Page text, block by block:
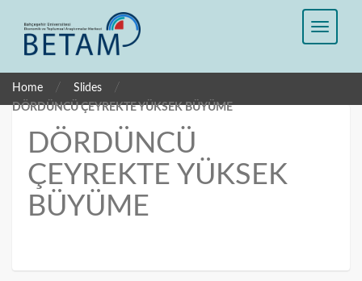
Home / Slides /
DÖRDÜNCÜ ÇEYREKTE YÜKSEK BÜYÜME
DÖRDÜNCÜ
ÇEYREKTE YÜKSEK
BÜYÜME